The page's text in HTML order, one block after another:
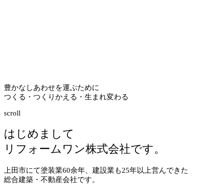
豊かなしあわせを運ぶために
つくる・つくりかえる・生まれ変わる
scroll
はじめまして
リフォームワン株式会社です。
上田市にて塗装業60余年、建設業も25年以上営んできた
総合建築・不動産会社です。